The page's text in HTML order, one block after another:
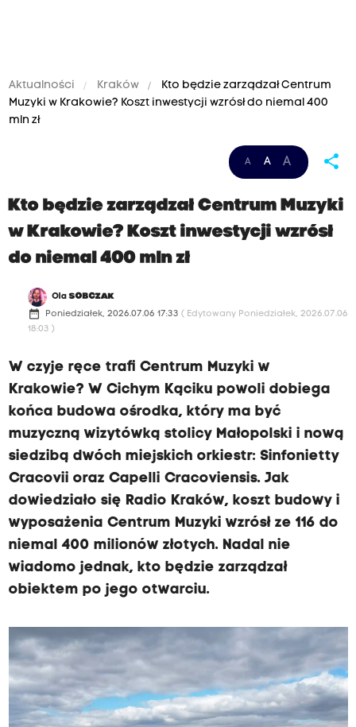
Aktualności Kraków
Kto będzie zarządzał Centrum
Muzyki w Krakowie? Koszt inwestycji wzrósł do niemal 400
mln zł
A A A share
Kto będzie zarządzał Centrum Muzyki
w Krakowie? Koszt inwestycji wzrósł
do niemal 400 mln zł
OlaSOBCZAK
date_range Poniedziałek, 2026.07.06 17:33 ( Edytowany Poniedziałek, 2026.07.06
18:03 )
W czyje ręce trafi Centrum Muzyki w
Krakowie? W Cichym Kąciku powoli dobiega
końca budowa ośrodka, który ma być
muzyczną wizytówką stolicy Małopolski i nową
siedzibą dwóch miejskich orkiestr: Sinfonietty
Cracovii oraz Capelli Cracoviensis. Jak
dowiedziało się Radio Kraków, koszt budowy i
wyposażenia Centrum Muzyki wzrósł ze 116 do
niemal 400 milionów złotych. Nadal nie
wiadomo jednak, kto będzie zarządzał
obiektem po jego otwarciu.